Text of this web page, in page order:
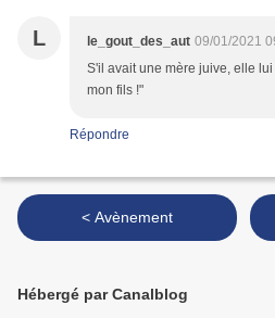
L le_gout_des_aut 09/01/2021
S'il avait une mère juive, elle
mon fils !"
Répondre
< Avènement
Hébergé par Canalblog